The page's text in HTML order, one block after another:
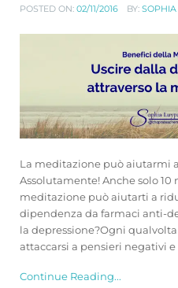
POSTED ON: 02/11/2016 BY: SOPHIA
La meditazione può aiutarmi
Assolutamente! Anche solo
meditazione può aiutarti a
dipendenza da farmaci anti-
la depressione?Ogni
attaccarsi a pensieri negativi
Continue Reading...